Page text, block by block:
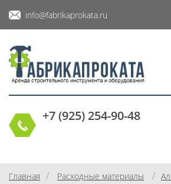
info@fabrikaprokata.ru
+7 (925) 254-90-48
Главная / Расходные материалы /